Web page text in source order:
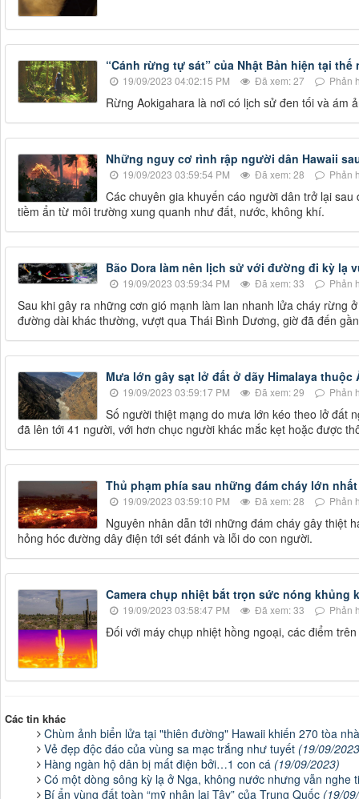
“Cánh rừng tự sát” của Nhật Bản hiện tại
19/09/2023 04:02:15 PM Đã xem: 27 Phản
Rừng Aokigahara là nơi có lịch sử đen tối và ám
Những nguy cơ rình rập người dân Hawaii
19/09/2023 03:59:54 PM Đã xem: 28 Phản
Các chuyên gia khuyến cáo người dân trở lại
tiềm ẩn từ môi trường xung quanh như đất, nước, không khí.
Bão Dora làm nên lịch sử với đường đi kỳ lạ
19/09/2023 03:59:34 PM Đã xem: 33 Phản
Sau khi gây ra những cơn gió mạnh làm lan nhanh lửa cháy rừng
đường dài khác thường, vượt qua Thái Bình Dương, giờ đã đến
Mưa lớn gây sạt lở đất ở dãy Himalaya
19/09/2023 03:59:17 PM Đã xem: 29 Phản
Số người thiệt mạng do mưa lớn kéo theo lở đất
đã lên tới 41 người, với hơn chục người khác mắc kẹt hoặc được
Thủ phạm phía sau những đám cháy lớn
19/09/2023 03:59:10 PM Đã xem: 28 Phản
Nguyên nhân dẫn tới những đám cháy gây thiệt
hỏng hóc đường dây điện tới sét đánh và lỗi do con người.
Camera chụp nhiệt bắt trọn sức nóng
19/09/2023 03:58:47 PM Đã xem: 33 Phản
Đối với máy chụp nhiệt hồng ngoại, các điểm
Các tin khác
Chùm ảnh biển lửa tại "thiên đường" Hawaii khiến 270 tòa
Vẻ đẹp độc đáo của vùng sa mạc trắng như tuyết (19/09/
Hàng ngàn hộ dân bị mất điện bởi…1 con cá (19/09/2023)
Có một dòng sông kỳ lạ ở Nga, không nước nhưng vẫn nghe
Bí ẩn vùng đất toàn “mỹ nhân lai Tây” của Trung Quốc (19/